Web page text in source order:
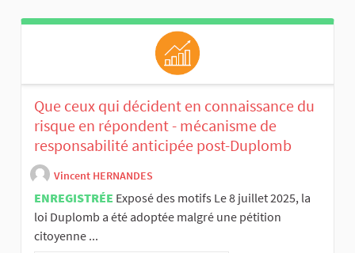
Que ceux qui décident en connaissance du
risque en répondent - mécanisme de
responsabilité anticipée post-Duplomb
Vincent HERNANDES
ENREGISTRÉE Exposé des motifs Le 8 juillet 2025, la
loi Duplomb a été adoptée malgré une pétition
citoyenne ...